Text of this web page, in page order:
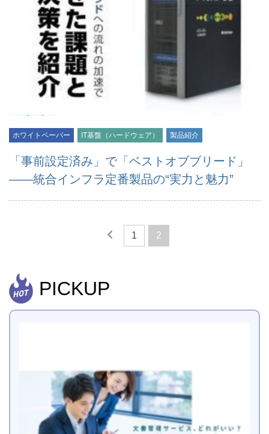
ホワイトペーパー IT基盤（ハードウェア） 製品紹介
「事前設定済み」で「ベストオブブリード」
――統合インフラ定番製品の“実力と魅力”
1 2
PICKUP